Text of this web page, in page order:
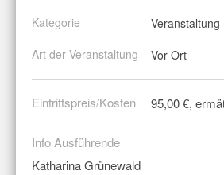
Kategorie
Veranstaltung
Art der Veranstaltung
Vor Ort
Eintrittspreis/Kosten 95,00 €,
Info Ausführende
Katharina Grünewald